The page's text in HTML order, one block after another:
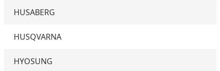
HUSABERG
HUSQVARNA
HYOSUNG